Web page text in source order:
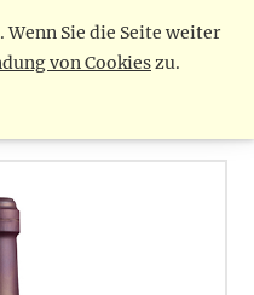
Sie die Seite weiter
von Cookieszu.